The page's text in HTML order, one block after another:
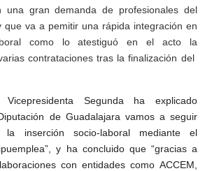
una gran demanda de profesionales del
que va a pemitir una rápida integración en
como lo atestiguó en el acto la
contrataciones tras la finalización del
Vicepresidenta Segunda ha explicado
de Guadalajara vamos a seguir
la inserción socio-laboral mediante el
y ha concluido que “gracias a
con entidades como ACCEM,